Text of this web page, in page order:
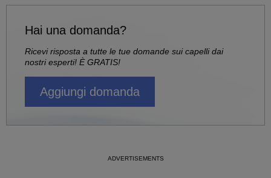
Hai una domanda?
Ricevi risposta a tutte le tue domande sui capelli dai
nostri esperti! È GRATIS!
Aggiungi domanda